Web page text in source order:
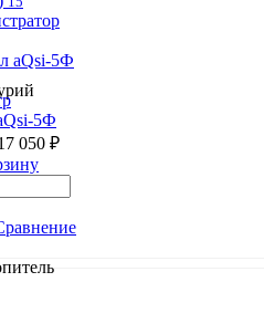
5Ф
050 ₽